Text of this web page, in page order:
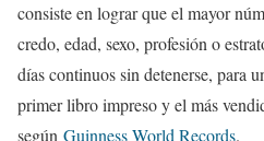
consiste en lograr que el mayor
credo, edad, sexo, profesión o
días continuos sin detenerse, para
primer libro impreso y el más
según Guinness World Records.